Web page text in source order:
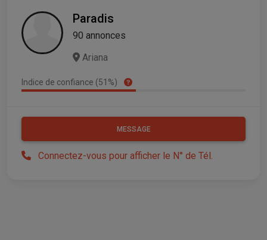
Paradis
90 annonces
Ariana
Indice de confiance (51%)
MESSAGE
Connectez-vous pour afficher le N° de Tél.